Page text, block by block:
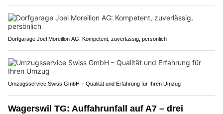
Dorfgarage Joel Moreillon AG: Kompetent, zuverlässig, persönlich
Umzugsservice Swiss GmbH – Qualität und Erfahrung für Ihren Umzug
Wagerswil TG: Auffahrunfall auf A7 – drei